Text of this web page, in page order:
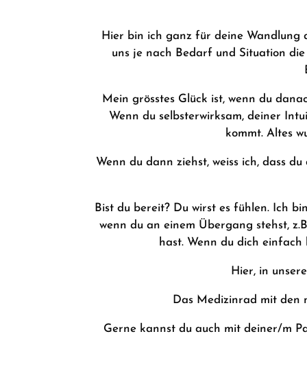
Hier bin ich ganz für deine Wandlung
uns je nach Bedarf und Situation die
Mein grösstes Glück ist, wenn du
Wenn du selbsterwirksam, deiner
kommt. Altes
Wenn du dann ziehst, weiss ich, dass
Bist du bereit? Du wirst es fühlen. Ich
wenn du an einem Übergang stehst,
hast. Wenn du dich einfach
Hier, in
Das Medizinrad mit den
Gerne kannst du auch mit deiner/m